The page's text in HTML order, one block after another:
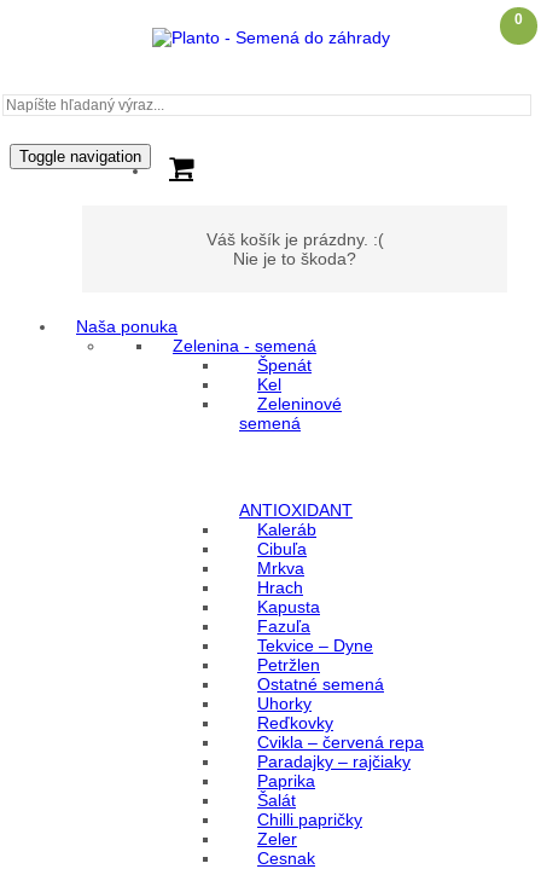
Toggle navigation
0
Váš košík je prázdny. :(
Nie je to škoda?
Naša ponuka
Zelenina - semená
Špenát
Kel
Zeleninové
semená
ANTIOXIDANT
Kaleráb
Cibuľa
Mrkva
Hrach
Kapusta
Fazuľa
Tekvice – Dyne
Petržlen
Ostatné semená
Uhorky
Reďkovky
Cvikla – červená repa
Paradajky – rajčiaky
Paprika
Šalát
Chilli papričky
Zeler
Cesnak